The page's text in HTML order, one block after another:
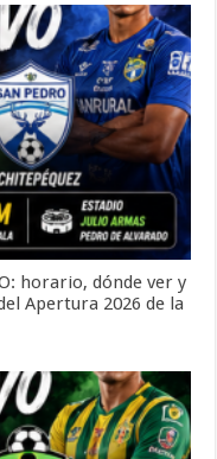
horario, dónde ver y
Apertura 2026 de la